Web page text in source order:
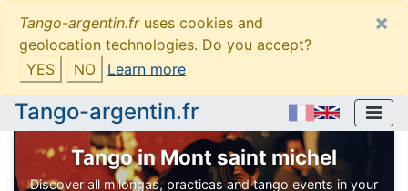
Tango-argentin.fruses cookies and
geolocation technologies. Do you accept?
YES
NO Learn more
×
Tango-argentin.fr
Tango in Mont saint michel
Discover all milongas, practicas and tango events in your